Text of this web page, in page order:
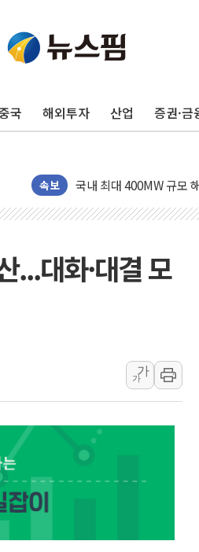
국 해외투자 산업 증권·금
속보
LGU+, 국내 IDaaS 최초
환율 100원 빠지면 현대
카카오, 'AI 수익화' 내년
경찰, '홍명보 감독 선임
LX하우시스 "역대급 폭
일 안 하고 '초과근무 수당
SBI저축은행, 최고 연
美중간선거 '색깔론' 덧씌
가온전선, 싱가포르 도시
정점식 "경찰, 민중 아
오스템파마, '옥치 잇몸 치
...대화·대결 모
가
가